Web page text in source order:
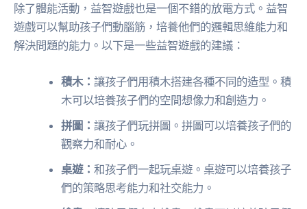
除了體能活動，益智遊戲也是一個不錯的放電方式。益智
遊戲可以幫助孩子們動腦筋，培養他們的邏輯思維能力和
解決問題的能力。以下是一些益智遊戲的建議：
積木：讓孩子們用積木搭建各種不同的造型。積
木可以培養孩子們的空間想像力和創造力。
拼圖：讓孩子們玩拼圖。拼圖可以培養孩子們的
觀察力和耐心。
桌遊：和孩子們一起玩桌遊。桌遊可以培養孩子
們的策略思考能力和社交能力。